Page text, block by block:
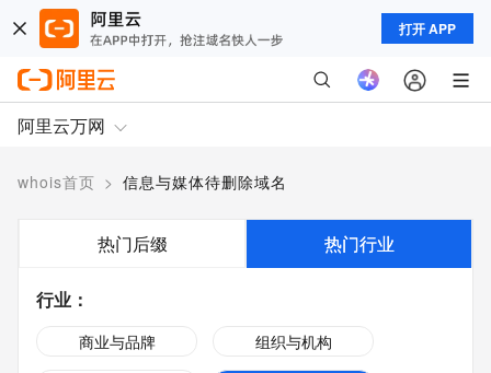
打开 APP
阿里云万网
whois首页 > 信息与媒体待删除域名
热门后缀 热门行业
行业 ：
商业与品牌
组织与机构